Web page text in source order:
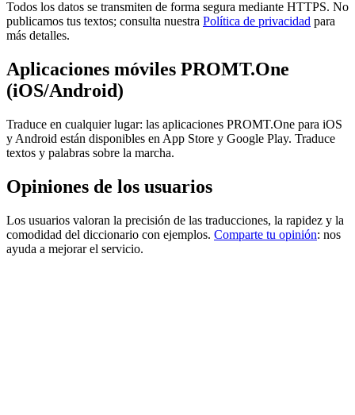
Todos los datos se transmiten de forma segura mediante HTTPS. No
publicamos tus textos; consulta nuestra Política de privacidad para
más detalles.
Aplicaciones móviles PROMT.One
(iOS/Android)
Traduce en cualquier lugar: las aplicaciones PROMT.One para iOS
y Android están disponibles en App Store y Google Play. Traduce
textos y palabras sobre la marcha.
Opiniones de los usuarios
Los usuarios valoran la precisión de las traducciones, la rapidez y la
comodidad del diccionario con ejemplos. Comparte tu opinión: nos
ayuda a mejorar el servicio.